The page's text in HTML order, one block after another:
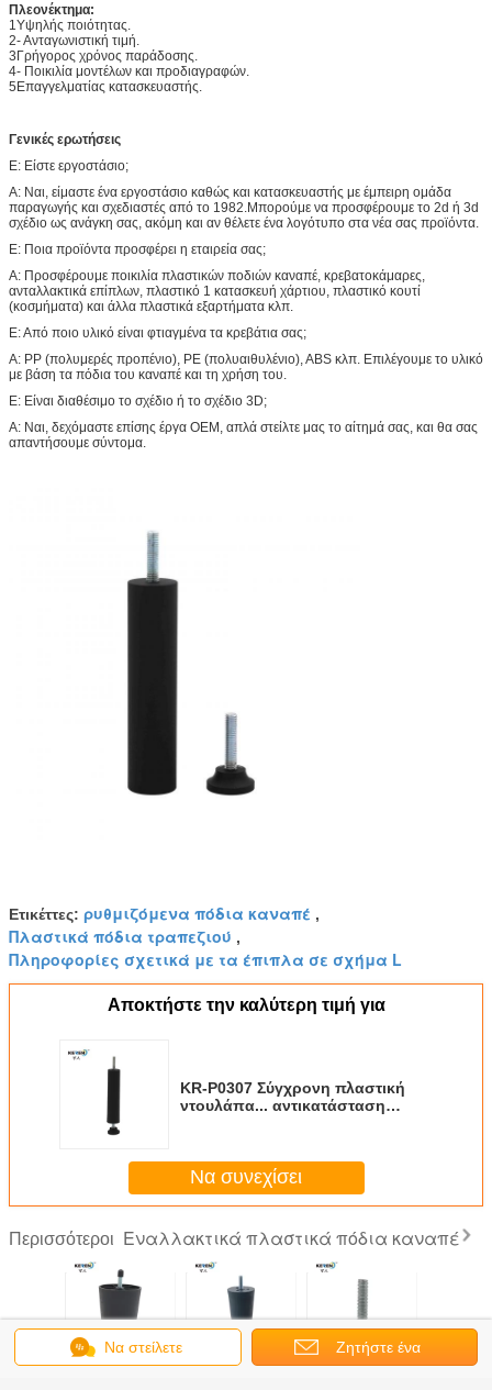
Πλεονέκτημα:
1Υψηλής ποιότητας.
2- Ανταγωνιστική τιμή.
3Γρήγορος χρόνος παράδοσης.
4- Ποικιλία μοντέλων και προδιαγραφών.
5Επαγγελματίας κατασκευαστής.
Γενικές ερωτήσεις
Ε: Είστε εργοστάσιο;
Α: Ναι, είμαστε ένα εργοστάσιο καθώς και κατασκευαστής με έμπειρη ομάδα
παραγωγής και σχεδιαστές από το 1982.Μπορούμε να προσφέρουμε το 2d ή 3d
σχέδιο ως ανάγκη σας, ακόμη και αν θέλετε ένα λογότυπο στα νέα σας προϊόντα.
Ε: Ποια προϊόντα προσφέρει η εταιρεία σας;
Α: Προσφέρουμε ποικιλία πλαστικών ποδιών καναπέ, κρεβατοκάμαρες,
ανταλλακτικά επίπλων, πλαστικό 1 κατασκευή χάρτιου, πλαστικό κουτί
(κοσμήματα) και άλλα πλαστικά εξαρτήματα κλπ.
Ε: Από ποιο υλικό είναι φτιαγμένα τα κρεβάτια σας;
Α: PP (πολυμερές προπένιο), PE (πολυαιθυλένιο), ABS κλπ. Επιλέγουμε το υλικό
με βάση τα πόδια του καναπέ και τη χρήση του.
Ε: Είναι διαθέσιμο το σχέδιο ή το σχέδιο 3D;
Α: Ναι, δεχόμαστε επίσης έργα OEM, απλά στείλτε μας το αίτημά σας, και θα σας
απαντήσουμε σύντομα.
Ετικέττες: ρυθμιζόμενα πόδια καναπέ ,
Πλαστικά πόδια τραπεζιού ,
Πληροφορίες σχετικά με τα έπιπλα σε σχήμα L
Αποκτήστε την καλύτερη τιμή για
KR-P0307 Σύγχρονη πλαστική
ντουλάπα... αντικατάσταση
Να συνεχίσει
Περισσότεροι Εναλλακτικά πλαστικά πόδια καναπέ
KR-P0259 M8
KR-P0406 Στερεά
KR-P0309 PP
Να στείλετε Ζητήστε ένα